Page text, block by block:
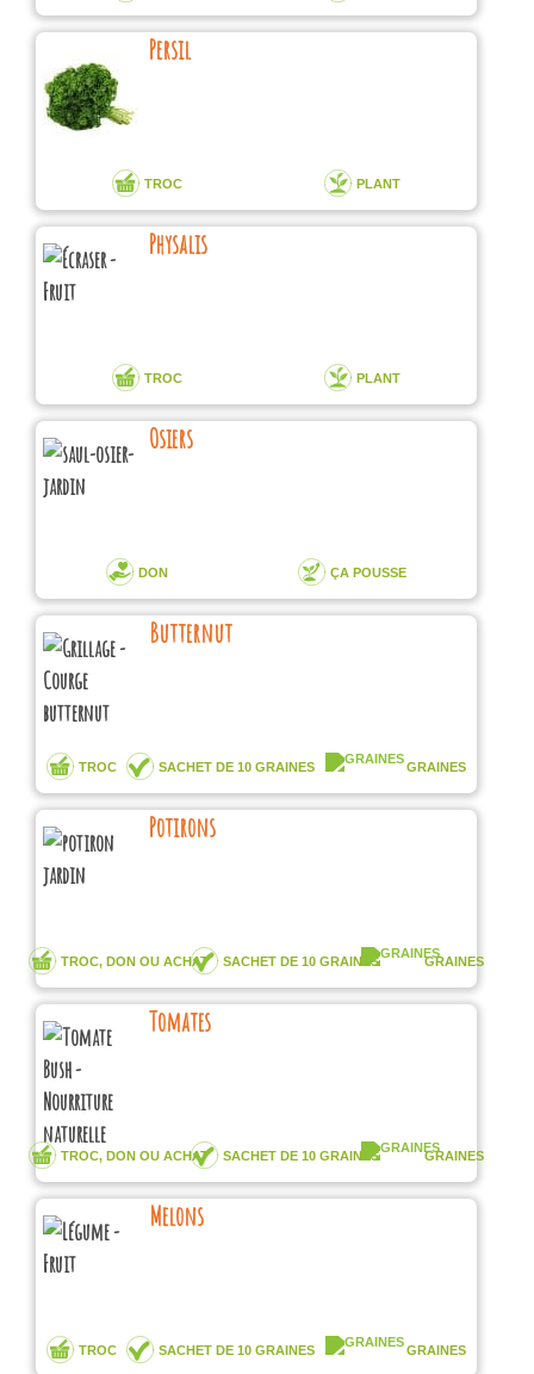
Persil
TROC PLANT
Physalis
TROC PLANT
Osiers
DON ÇA POUSSE
Butternut
TROC SACHET DE 10 GRAINES GRAINES
Potirons
TROC, DON OU ACHAT SACHET DE 10 GRAINES GRAINES
Tomates
TROC, DON OU ACHAT SACHET DE 10 GRAINES GRAINES
Melons
TROC SACHET DE 10 GRAINES GRAINES